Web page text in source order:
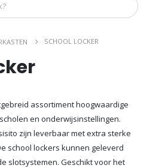
SCHOOL LOCKER
assortiment hoogwaardige
en onderwijsinstellingen.
zijn leverbaar met extra sterke
school lockers kunnen geleverd
slotsystemen. Geschikt voor het